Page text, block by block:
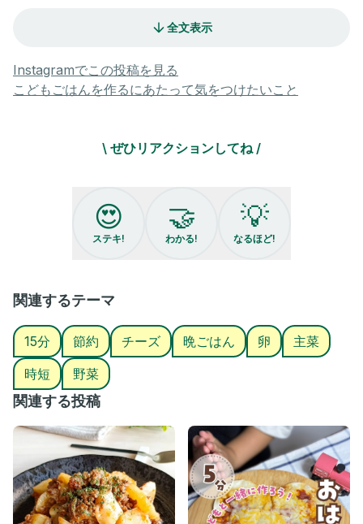
🍳また食べたいと言われる🧅新玉トロうまピザ
1度は食べてほしい🧅
蒸し焼きにするから
＊＊＊＊＊＊＊＊＊＊＊＊＊＊さ＊＊＊＊＊＊
新玉 200g
ピザ用チーズ 40g
餃子の皮12枚
卵 １個
油 小さじ1
★マヨネーズ 大さじ3
★コンソメ顆粒 小さじ1
★塩 少々
ケチャップ 大さじ1
追いマヨネーズ 大さじ2〜3
トッピングに黒胡椒
全文表示
Instagramでこの投稿を見る
こどもごはんを作るにあたって気をつけたいこと
\ ぜひリアクションしてね /
😍
ステキ!
🤝
わかる!
💡
なるほど!
関連するテーマ
15分 節約 チーズ 晩ごはん 卵
主菜
時短
野菜
関連する投稿